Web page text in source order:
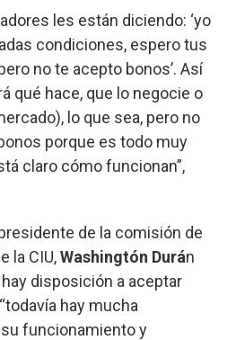
les están diciendo: ‘yo
condiciones, espero tus
no te acepto bonos’. Así
qué hace, que lo negocie o
lo que sea, pero no
porque es todo muy
claro cómo funcionan”,
de la comisión de
la CIU,Washingtón Durán
hay disposición a aceptar
hay mucha
funcionamiento y